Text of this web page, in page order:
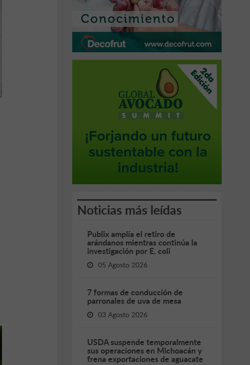
Noticias más leídas
Publix amplía el retiro de
arándanos mientras continúa la
investigación por E. coli
05 Agosto 2026
7 formas de conducción de
parronales de uva de mesa
03 Agosto 2026
USDA suspende temporalmente
sus operaciones en Michoacán y
frena exportaciones de aguacate